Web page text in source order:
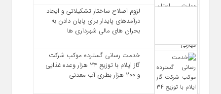
لزوم اصلاح ساختار تشکیلاتی و ایجاد
درآمدهای پایدار برای پایان دادن به
بحران‌ های مالی شهرداری‌ ها
خدمت رسانی گسترده موکب شرکت
گاز ایلام با توزیع ۳۴ هزار وعده غذایی
و ۲۰۰ هزار بطری آب معدنی